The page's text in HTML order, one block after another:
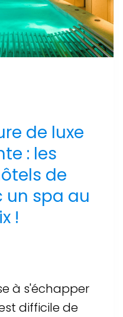
de luxe
: les
de
un spa au
!
à s'échapper
difficile de